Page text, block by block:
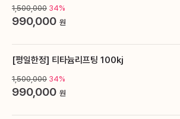
1,500,000 34%
990,000 원
[평일한정] 티타늄리프팅 100kj
1,500,000 34%
990,000 원